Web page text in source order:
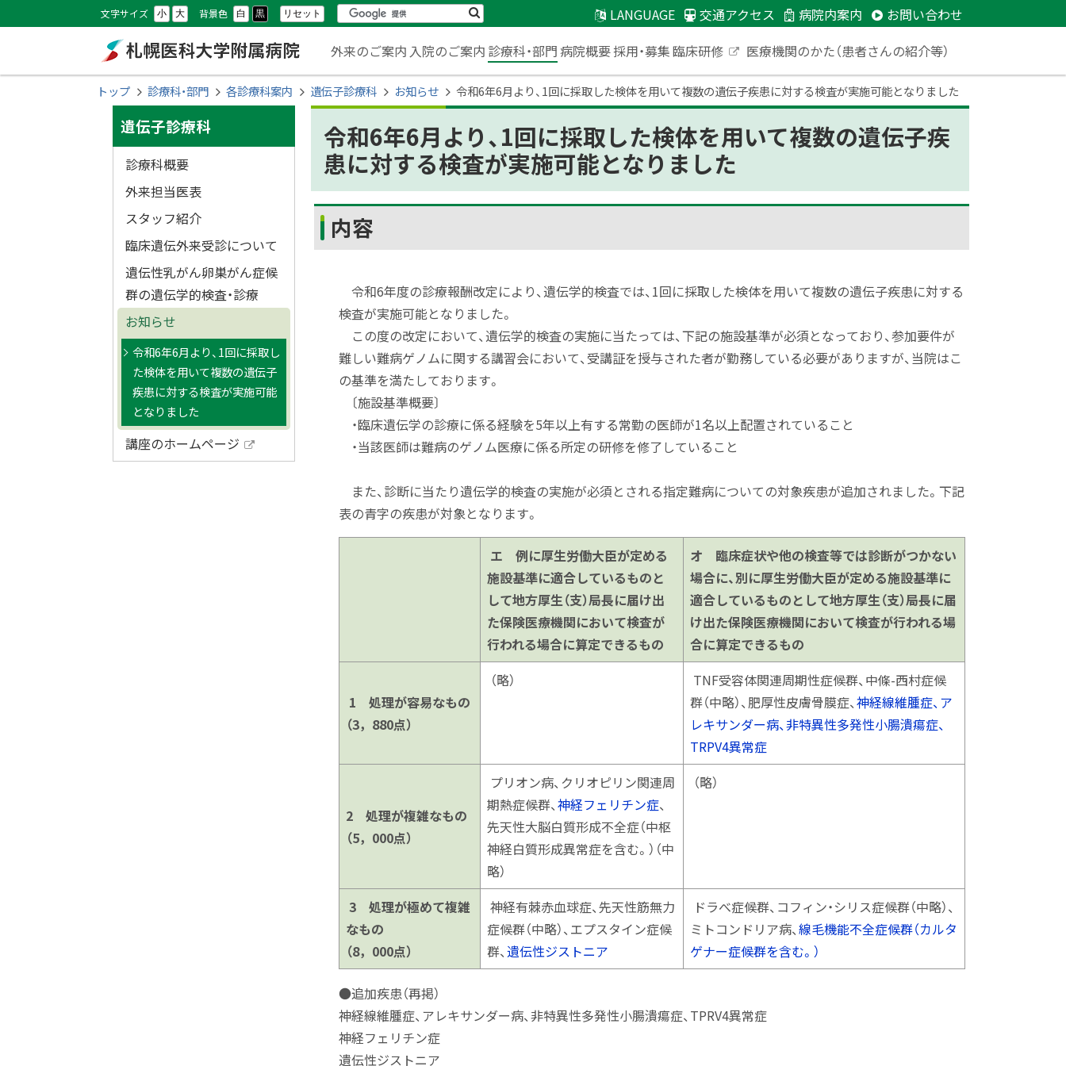
文
メ
設
定
文字サイズ 小 大 背景色 白 黒 リセット
検
索
索
LANGUAGE 交通アクセス 病院内案内 お問い合わせ
札幌医科大学附属
病院
メ
ニ
ュ
ー
外来のご案内 入院のご案内 診療科・部門病院概要採用・募集臨床研修
部
サ
イ
ト
医療機関のかた（患者さんの紹介等）
現
トップ 診療科・部門 各診療科案内 遺伝子診療科 お知らせ 令和6年6月より、1回に採取した検体を用いて複数の遺伝子疾患に対する検査が実施可能となりました
令和6年6月より、1回に採取した検体を用いて複数の遺伝子疾
患に対する検査が実施可能となりました
ページ内目次
内容
令和6年度の診療報酬改定により、遺伝学的検査では、1回に採取した検体を用いて複数の遺伝子疾患に対する
検査が実施可能となりました。
この度の改定において、遺伝学的検査の実施に当たっては、下記の施設基準が必須となっており、参加要件が
難しい難病ゲノムに関する講習会において、受講証を授与された者が勤務している必要がありますが、当院はこ
の基準を満たしております。
〔施設基準概要〕
・臨床遺伝学の診療に係る経験を5年以上有する常勤の医師が1名以上配置されていること
・当該医師は難病のゲノム医療に係る所定の研修を修了していること
また、診断に当たり遺伝学的検査の実施が必須とされる指定難病についての対象疾患が追加されました。下記
表の青字の疾患が対象となります。
エ 例に厚生労働大臣が定める
施設基準に適合しているものと
して地方厚生（支）局長に届け出
た保険医療機関において検査が
行われる場合に算定できるもの
オ 臨床症状や他の検査等では診断がつかない
場合に、別に厚生労働大臣が定める施設基準に
適合しているものとして地方厚生（支）局長に届
け出た保険医療機関において検査が行われる場
合に算定できるもの
1 処理が容易なもの
（3，880点）
（略）
TNF受容体関連周期性症候群、中條-西村症候
群（中略）、肥厚性皮膚骨膜症、神経線維腫症、ア
レキサンダー病、非特異性多発性小腸潰瘍症、
TRPV4異常症
2 処理が複雑なもの
（5，000点）
プリオン病、クリオピリン関連周
期熱症候群、神経フェリチン症、
先天性大脳白質形成不全症（中枢
神経白質形成異常症を含む。）（中
略）
（略）
3 処理が極めて複雑
なもの
（8，000点）
神経有棘赤血球症、先天性筋無力
症候群（中略）、エプスタイン症候
群、遺伝性ジストニア
ドラべ症候群、コフィン・シリス症候群（中略）、
ミトコンドリア病、線毛機能不全症候群（カルタ
ゲナー症候群を含む。）
●追加疾患（再掲）
神経線維腫症、アレキサンダー病、非特異性多発性小腸潰瘍症、TPRV4異常症
神経フェリチン症
遺伝性ジストニア
サ
イ
ド
メ
ニ
ュ
ー
遺伝子診療科
診療科概要
外来担当医表
スタッフ紹介
臨床遺伝外来受診について
遺伝性乳がん卵巣がん症候
群の遺伝学的検査・診療
お知らせ
令和6年6月より、1回に採取し
た検体を用いて複数の遺伝子
疾患に対する検査が実施可能
となりました
講座のホームページ
外
文
戻